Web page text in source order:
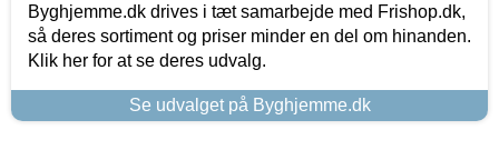
Byghjemme.dk drives i tæt samarbejde med Frishop.dk,
så deres sortiment og priser minder en del om hinanden.
Klik her for at se deres udvalg.
Se udvalget på Byghjemme.dk